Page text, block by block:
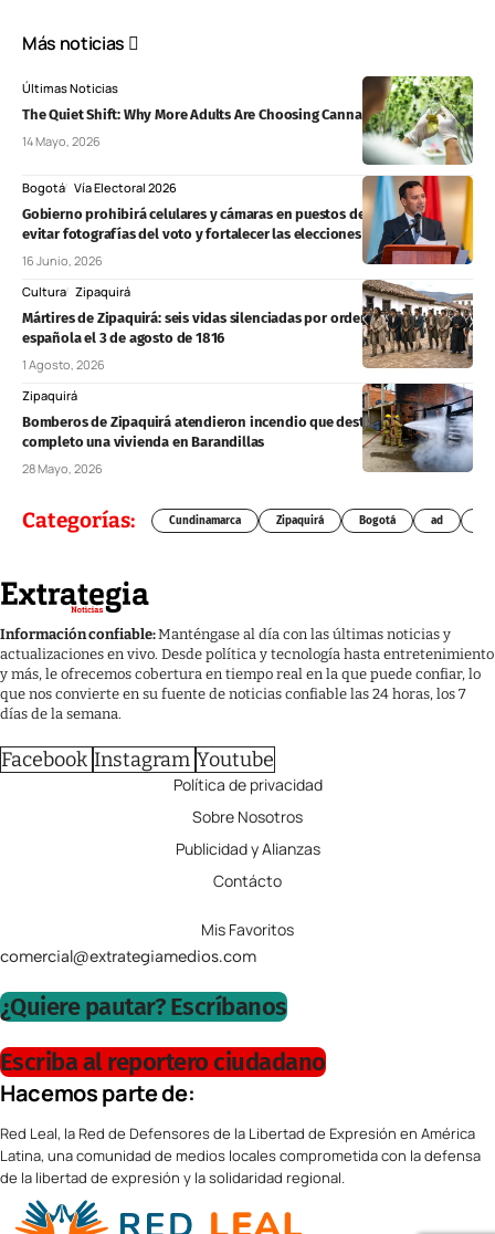
Más noticias
Últimas Noticias
The Quiet Shift: Why More Adults Are Choosing Cannabis Over Alcohol
14 Mayo, 2026
Bogotá Vía Electoral 2026
Gobierno prohibirá celulares y cámaras en puestos de votación para
evitar fotografías del voto y fortalecer las elecciones
16 Junio, 2026
Cultura Zipaquirá
Mártires de Zipaquirá: seis vidas silenciadas por orden de la Corona
española el 3 de agosto de 1816
1 Agosto, 2026
Zipaquirá
Bomberos de Zipaquirá atendieron incendio que destruyó por
completo una vivienda en Barandillas
28 Mayo, 2026
Categorías: Cundinamarca Zipaquirá Bogotá ad
Información confiable:Manténgase al día con las últimas noticias y
actualizaciones en vivo. Desde política y tecnología hasta entretenimiento
y más, le ofrecemos cobertura en tiempo real en la que puede confiar, lo
que nos convierte en su fuente de noticias confiable las 24 horas, los 7
días de la semana.
Facebook Instagram Youtube
Política de privacidad
Sobre Nosotros
Publicidad y Alianzas
Contácto
Mis Favoritos
comercial@extrategiamedios.com
¿Quiere pautar? Escríbanos
Escriba al reportero ciudadano
Hacemos parte de:
Red Leal, la Red de Defensores de la Libertad de Expresión en América
Latina, una comunidad de medios locales comprometida con la defensa
de la libertad de expresión y la solidaridad regional.